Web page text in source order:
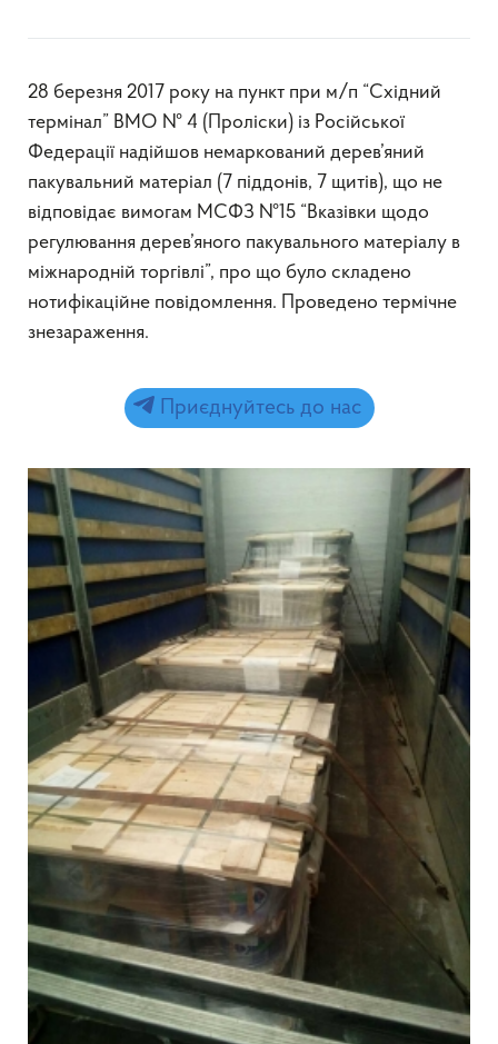
28 березня 2017 року на пункт при м/п “Східний
термінал” ВМО № 4 (Проліски) із Російської
Федерації надійшов немаркований дерев’яний
пакувальний матеріал (7 піддонів, 7 щитів), що не
відповідає вимогам МСФЗ №15 “Вказівки щодо
регулювання дерев’яного пакувального матеріалу в
міжнародній торгівлі”, про що було складено
нотифікаційне повідомлення. Проведено термічне
знезараження.
Приєднуйтесь до нас